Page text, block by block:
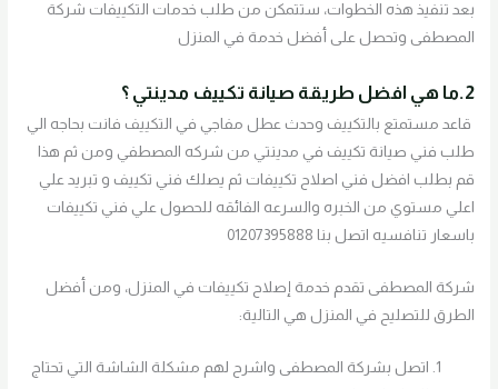
بعد تنفيذ هذه الخطوات، ستتمكن من طلب خدمات التكييفات شركة
المصطفى وتحصل على أفضل خدمة في المنزل
2.ما هي افضل طريقة صيانة تكييف مدينتي ؟
قاعد مستمتع بالتكييف وحدث عطل مفاجي في التكييف فانت بحاجه الي
طلب فني صيانة تكييف في مدينتي من شركه المصطفي ومن ثم هذا
قم بطلب افضل فني اصلاح تكييفات ثم يصلك فني تكييف و تبريد علي
اعلي مستوي من الخبره والسرعه الفائقه للحصول علي فني تكييفات
باسعار تنافسيه اتصل بنا 01207395888
شركة المصطفى تقدم خدمة إصلاح تكييفات في المنزل، ومن أفضل
الطرق للتصليح في المنزل هي التالية:
اتصل بشركة المصطفى واشرح لهم مشكلة الشاشة التي تحتاج